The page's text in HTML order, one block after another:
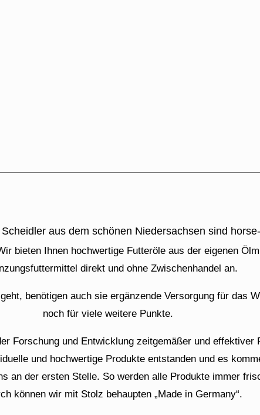
aus dem schönen Niedersachsen sind
bieten Ihnen hochwertige Futteröle aus der eigenen
direkt und ohne Zwischenhandel an.
benötigen auch sie ergänzende Versorgung für das
noch für viele weitere Punkte.
Forschung und Entwicklung zeitgemäßer und effektiver
und hochwertige Produkte entstanden und es
an der ersten Stelle. So werden alle Produkte immer
können wir mit Stolz behaupten „Made in Germany“.